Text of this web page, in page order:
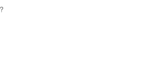
?